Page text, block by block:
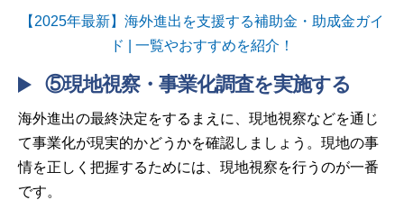
【2025年最新】海外進出を支援する補助金・助成金ガイ
ド | 一覧やおすすめを紹介！
⑤現地視察・事業化調査を実施する
海外進出の最終決定をするまえに、現地視察などを通じ
て事業化が現実的かどうかを確認しましょう。現地の事
情を正しく把握するためには、現地視察を行うのが一番
です。